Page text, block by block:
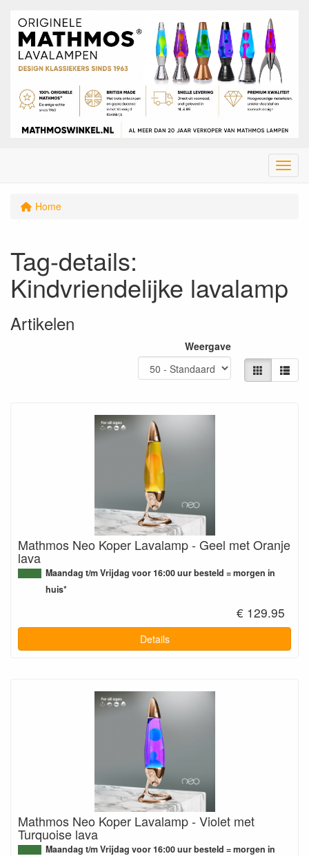
Menu
Home
Tag-details:
Kindvriendelijke lavalamp
Artikelen
Weergave
Mathmos Neo Koper Lavalamp - Geel met Oranje
lava
Maandag t/m Vrijdag voor 16:00 uur besteld = morgen in
huis*
€ 129.95
Details
Mathmos Neo Koper Lavalamp - Violet met
Turquoise lava
Maandag t/m Vrijdag voor 16:00 uur besteld = morgen in